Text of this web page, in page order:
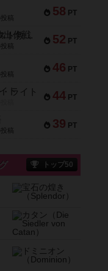
58 PT
稿
52 PT
Bitter End ブタペスト救出作戦
稿
46 PT
稿
44 PT
ライト
39 PT
稿
トップ50